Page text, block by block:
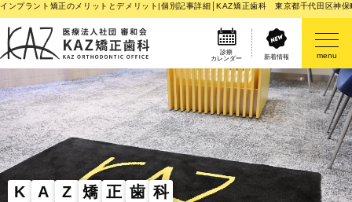
インプラント矯正のメリットとデメリット|個別記事詳細│KAZ矯正歯科 東京都千代田区神保
診療
カレンダー
新着情報 menu
K A Z 矯 正 歯 科
医院案内
矯正歯科治療のご案内
矯正装置のご紹介